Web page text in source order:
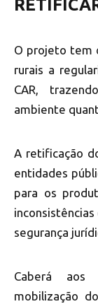
O projeto tem
rurais a
CAR,
ambiente
A retificação
entidades
para os
segurança
Caberá aos
mobilização